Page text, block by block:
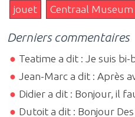
jouet
Centraal Museum
Derniers commentaires
Teatime a dit : Je suis
Jean-Marc a dit : Après
Didier a dit : Bonjour, il
Dutoit a dit : Bonjour